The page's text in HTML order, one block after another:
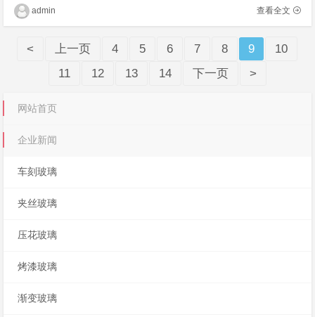
玻璃、夹丝玻璃等，钢化标是高温油墨通过丝
查看全文
admin
< 上一页 4 5 6 7 8 9
10
11
12 13 14 下一页 >
网站首页
企业新闻
车刻玻璃
夹丝玻璃
压花玻璃
烤漆玻璃
渐变玻璃